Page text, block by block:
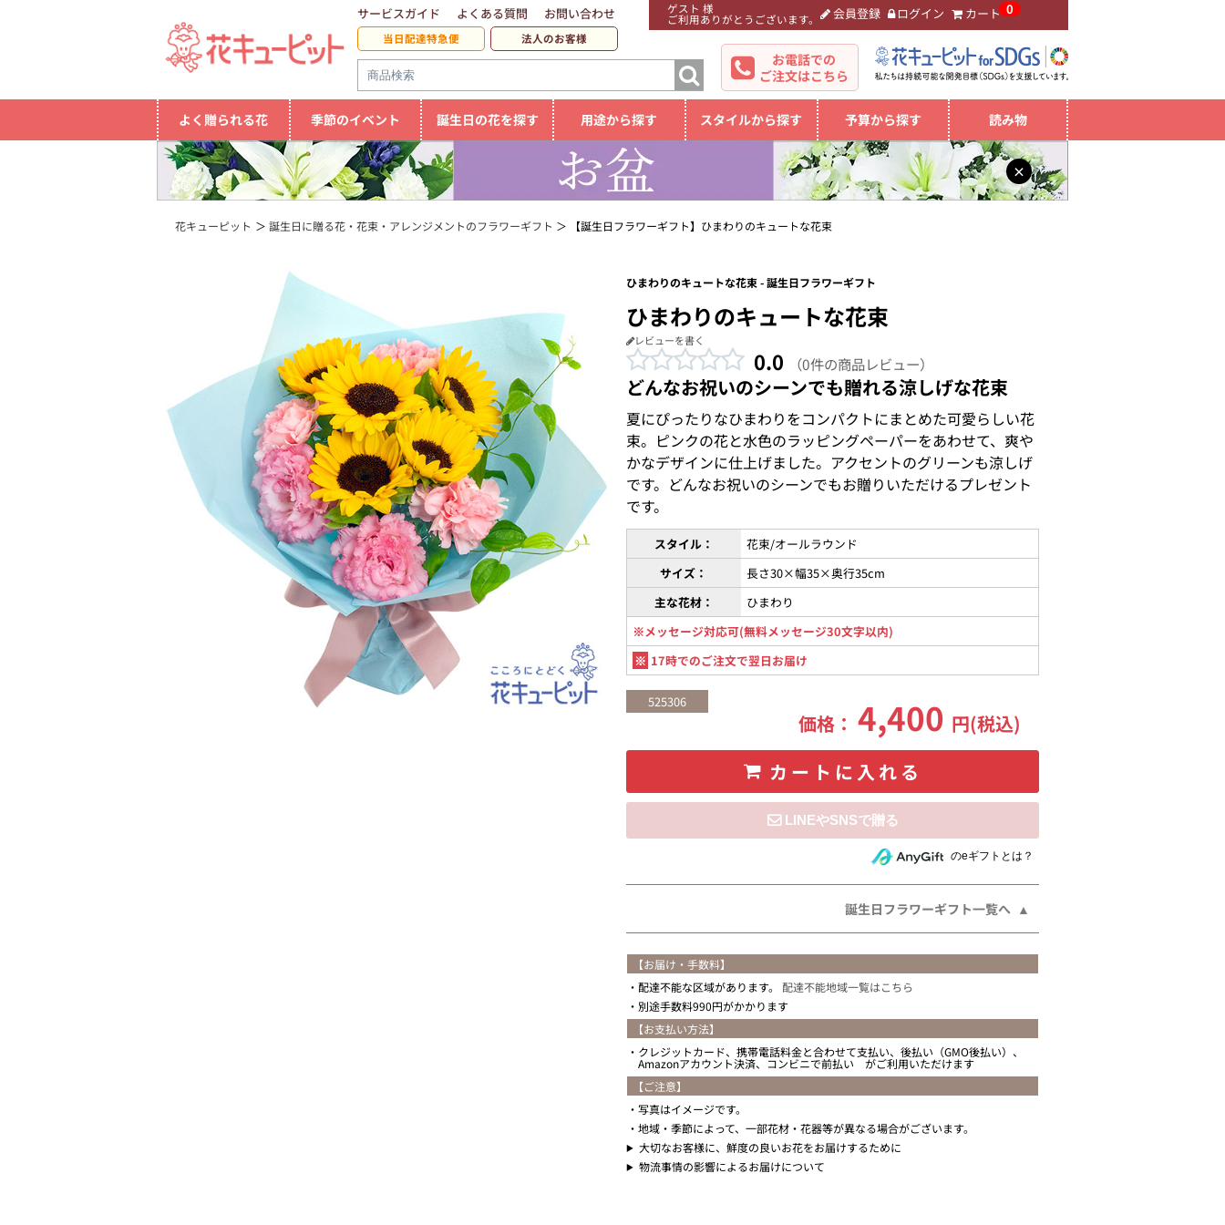
ゲスト 様
ご利用ありがとうございます。 会員登録 ログイン カート 0
サービスガイド よくある質問 お問い合わせ
当日配達特急便 法人のお客様
お電話での
ご注文はこちら
よく贈られる花 季節のイベント 誕生日の花を探す 用途から探す スタイルから探す 予算から探す 読み物
×
花キューピット 誕生日に贈る花・花束・アレンジメントのフラワーギフト 【誕生日フラワーギフト】ひまわりのキュートな花束
ひまわりのキュートな花束 - 誕生日フラワーギフト
ひまわりのキュートな花束
レビューを書く
0.0 （0件の商品レビュー）
どんなお祝いのシーンでも贈れる涼しげな花束
夏にぴったりなひまわりをコンパクトにまとめた可愛らしい花
束。ピンクの花と水色のラッピングペーパーをあわせて、爽や
かなデザインに仕上げました。アクセントのグリーンも涼しげ
です。どんなお祝いのシーンでもお贈りいただけるプレゼント
です。
スタイル：
花束/オールラウンド
サイズ：
長さ30×幅35×奥行35cm
主な花材：
ひまわり
※メッセージ対応可(無料メッセージ30文字以内)
※ 17時でのご注文で翌日お届け
525306
価格：4,400 円(税込)
カートに入れる
住所を知らない相手にeギフトで贈るのeギフトとは？
誕生日フラワーギフト一覧へ
【お届け・手数料】
配達不能な区域があります。 配達不能地域一覧はこちら
別途手数料990円がかかります
【お支払い方法】
クレジットカード、携帯電話料金と合わせて支払い、後払い（GMO後払い）、
Amazonアカウント決済、コンビニで前払い がご利用いただけます
【ご注意】
写真はイメージです。
地域・季節によって、一部花材・花器等が異なる場合がございます。
大切なお客様に、鮮度の良いお花をお届けするために
物流事情の影響によるお届けについて